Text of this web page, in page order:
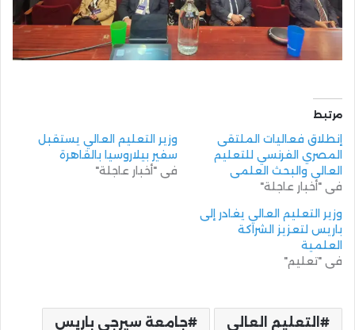
مرتبط
إنطلاق فعاليات الملتقى
المصري الفرنسي للتعليم
العالي والبحث العلمي
في "أخبار عاجلة"
وزير التعليم العالي يستقبل
سفير بيلاروسيا بالقاهرة
في "أخبار عاجلة"
وزير التعليم العالي يغادر إلى
باريس لتعزيز الشراكة
العلمية
في "تعليم"
التعليم العالي جامعة سيرجي باريس